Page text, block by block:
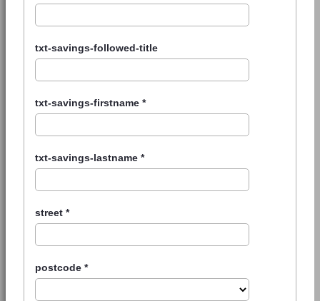
txt-savings-followed-title
txt-savings-firstname *
txt-savings-lastname *
street *
postcode *